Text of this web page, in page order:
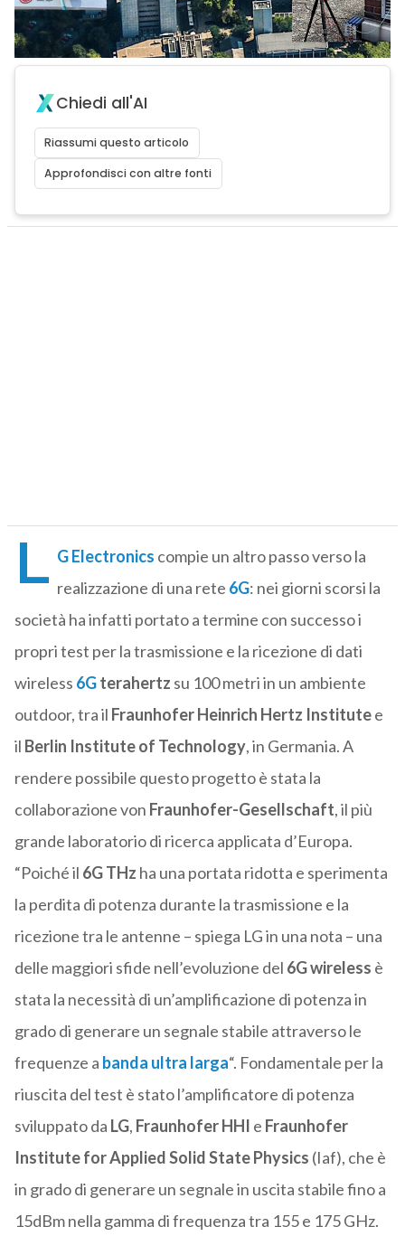
Chiedi all'AI
Riassumi questo articolo
Approfondisci con altre fonti
L G Electronics compie un altro passo verso la
realizzazione di una rete 6G: nei giorni scorsi la
società ha infatti portato a termine con successo i
propri test per la trasmissione e la ricezione di dati
wireless 6Gterahertz su 100 metri in un ambiente
outdoor, tra il Fraunhofer Heinrich Hertz Institutee
il Berlin Institute of Technology, in Germania. A
rendere possibile questo progetto è stata la
collaborazione von Fraunhofer-Gesellschaft, il più
grande laboratorio di ricerca applicata d’Europa.
“Poiché il 6G THz ha una portata ridotta e sperimenta
la perdita di potenza durante la trasmissione e la
ricezione tra le antenne – spiega LG in una nota – una
delle maggiori sfide nell’evoluzione del 6G wireless è
stata la necessità di un’amplificazione di potenza in
grado di generare un segnale stabile attraverso le
frequenze a banda ultra larga“. Fondamentale per la
riuscita del test è stato l’amplificatore di potenza
sviluppato da LG, Fraunhofer HHI e Fraunhofer
Institute for Applied Solid State Physics (Iaf), che è
in grado di generare un segnale in uscita stabile fino a
15dBm nella gamma di frequenza tra 155 e 175 GHz.